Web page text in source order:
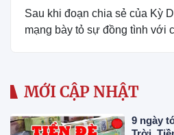
Sau khi đoạn chia sẻ của Kỳ
mạng bày tỏ sự đồng tình với
MỚI CẬP NHẬT
9 ngày